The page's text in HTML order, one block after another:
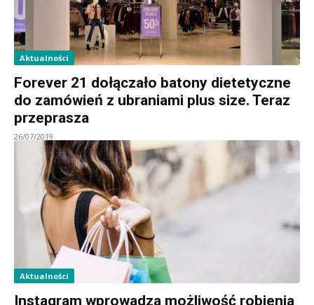
Aktualności
Forever 21 dołączało batony dietetyczne
do zamówień z ubraniami plus size. Teraz
przeprasza
26/07/2019
Aktualności
Instagram wprowadza możliwość robienia